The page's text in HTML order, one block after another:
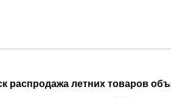
распродажа летних товаров